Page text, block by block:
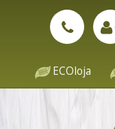
ECOloja